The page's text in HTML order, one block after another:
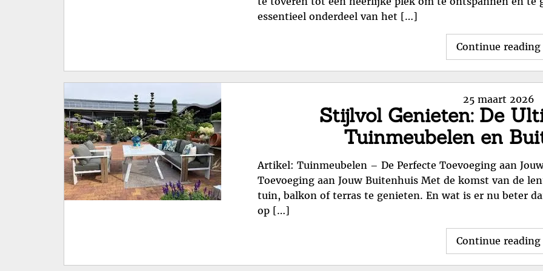
essentieel onderdeel van het […]
Continue reading
Posted
on
25 maart 2026
Stijlvol Genieten: De
Tuinmeubelen en
Artikel: Tuinmeubelen – De Perfecte Toevoeging aan
Toevoeging aan Jouw Buitenhuis Met de komst van de
tuin, balkon of terras te genieten. En wat is er nu beter
op […]
Continue reading